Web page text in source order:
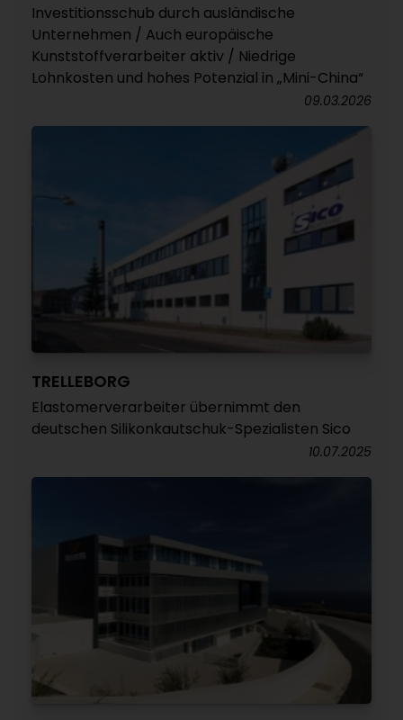
Investitionsschub durch ausländische
Unternehmen / Auch europäische
Kunststoffverarbeiter aktiv / Niedrige
Lohnkosten und hohes Potenzial in „Mini-China“
09.03.2026
TRELLEBORG
Elastomerverarbeiter übernimmt den
deutschen Silikonkautschuk-Spezialisten Sico
10.07.2025